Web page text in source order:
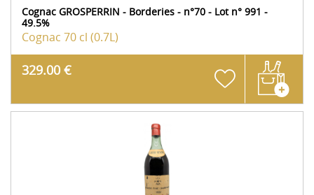
Cognac GROSPERRIN - Borderies - n°70 - Lot n° 991 -
49.5%
Cognac 70 cl (0.7L)
329.00 €